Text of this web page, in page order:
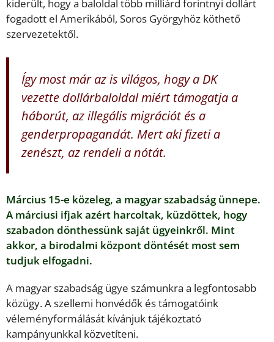
kiderült, hogy a baloldal több milliárd forintnyi dollárt
fogadott el Amerikából, Soros Györgyhöz köthető
szervezetektől.
Így most már az is világos, hogy a DK
vezette dollárbaloldal miért támogatja a
háborút, az illegális migrációt és a
genderpropagandát. Mert aki fizeti a
zenészt, az rendeli a nótát.
Március 15-e közeleg, a magyar szabadság ünnepe.
A márciusi ifjak azért harcoltak, küzdöttek, hogy
szabadon dönthessünk saját ügyeinkről. Mint
akkor, a birodalmi központ döntését most sem
tudjuk elfogadni.
A magyar szabadság ügye számunkra a legfontosabb
közügy. A szellemi honvédők és támogatóink
véleményformálását kívánjuk tájékoztató
kampányunkkal közvetíteni.